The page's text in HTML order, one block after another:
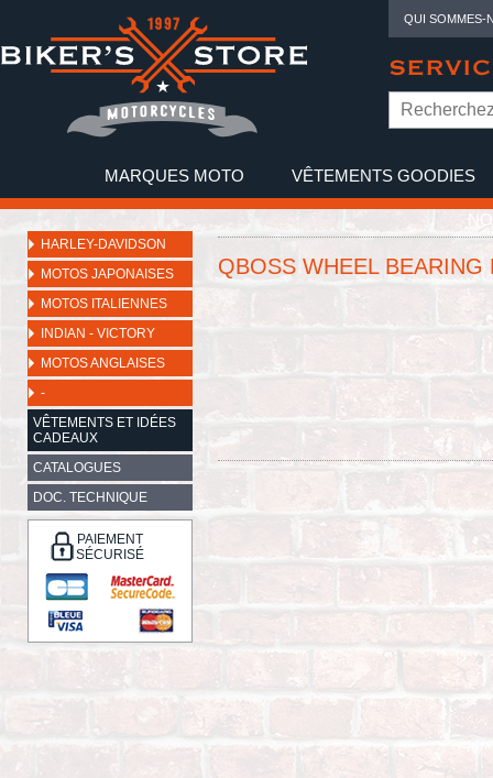
QUI SOMMES-
MARQUES MOTO VÊTEMENTS GOODIES
HARLEY-DAVIDSON
MOTOS JAPONAISES
MOTOS ITALIENNES
INDIAN - VICTORY
MOTOS ANGLAISES
-
VÊTEMENTS ET IDÉES
CADEAUX
CATALOGUES
DOC. TECHNIQUE
PAIEMENT
SÉCURISÉ
QBOSS WHEEL BEARING